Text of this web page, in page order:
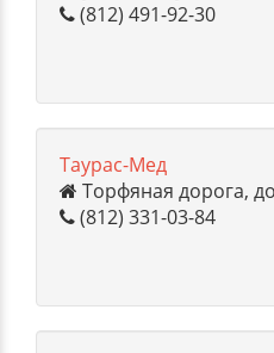
(812) 491-92-30
Таурас-Мед
Торфяная дорога,
(812) 331-03-84